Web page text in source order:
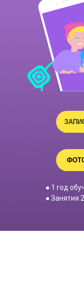
● 1 год
● Занятия